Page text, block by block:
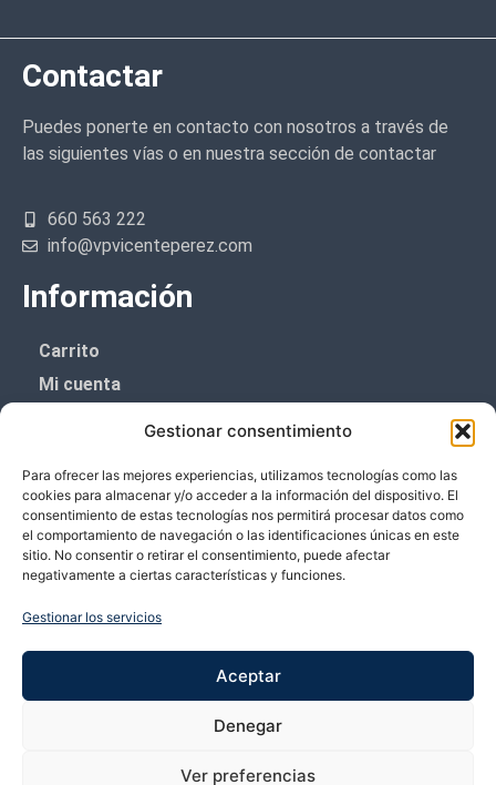
Gestionar consentimiento
Para ofrecer las mejores experiencias, utilizamos tecnologías como las
cookies para almacenar y/o acceder a la información del dispositivo. El
consentimiento de estas tecnologías nos permitirá procesar datos como
el comportamiento de navegación o las identificaciones únicas en este
sitio. No consentir o retirar el consentimiento, puede afectar
negativamente a ciertas características y funciones.
Gestionar los servicios
Aceptar
Denegar
Ver preferencias
Contactar
Puedes ponerte en contacto con nosotros a través de
las siguientes vías o en nuestra sección de contactar
660 563 222
info@vpvicenteperez.com
Información
Carrito
Mi cuenta
Política de cookies (UE)
Boletín de noticias
¡¡Suscríbete y prometemos no dar mucho el
Te enviaremos sólo cosas importantes.